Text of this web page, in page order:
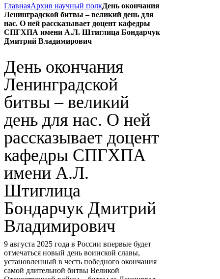
ГлавнаяАрхив научный полкДень окончания
Ленинградской битвы – великий день для
нас. О ней рассказывает доцент кафедры
СПГХПА имени А.Л. Штиглица Бондарчук
Дмитрий Владимирович
День окончания
Ленинградской
битвы – великий
день для нас. О ней
рассказывает доцент
кафедры СПГХПА
имени А.Л.
Штиглица
Бондарчук Дмитрий
Владимирович
9 августа 2025 года в России впервые будет
отмечаться новый день воинской славы,
установленный в честь победного окончания
самой длительной битвы Великой